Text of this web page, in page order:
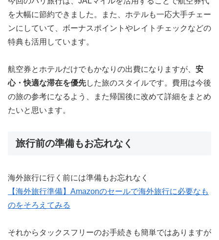
を大幅に節約できました。また、ホテルも一応大手チェー
ンにしていて、ボーナスポイントやレイトチェックなどの
特典も活用しています。
航空券とホテルだけでもかなりの出費になりますが、 安
心・快適な滞在を優先した旅のスタイルです。費用は今後
の旅の参考になるよう、また帰国後に改めて詳細をまとめ
たいと思います。
旅行前の準備もお忘れなく
海外旅行に行く前には準備もお忘れなく
【海外旅行準備】Amazonのセールで海外旅行に必要なも
のをそろえてみる
それからタックスフリーのお手続きも簡単ではありますが